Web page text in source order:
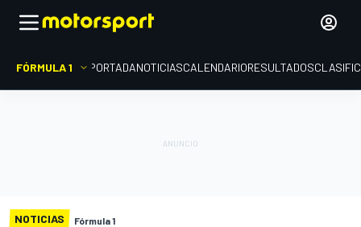
FÓRMULA 1 PORTADANOTICIASCALENDARIORESULTADOS
NOTICIAS Fórmula 1